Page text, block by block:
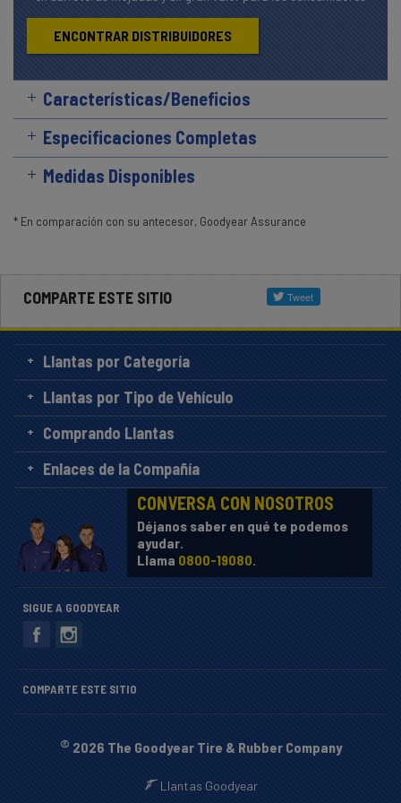
ENCONTRAR DISTRIBUIDORES
Características/Beneficios
Especificaciones Completas
Medidas Disponibles
* En comparación con su antecesor, Goodyear Assurance
COMPARTE ESTE SITIO
Llantas por Categoría
Llantas por Tipo de Vehículo
Comprando Llantas
Enlaces de la Compañía
CONVERSA CON NOSOTROS
Déjanos saber en qué te podemos
ayudar.
Llama 0800-19080.
SIGUE A GOODYEAR
COMPARTE ESTE SITIO
© 2026 The Goodyear Tire & Rubber Company
Llantas Goodyear